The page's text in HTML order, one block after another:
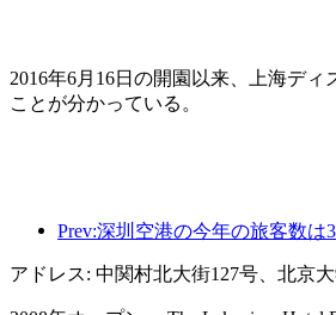
2016年6月16日の開園以来、上海デ
ことが分かっている。
アドレス: 中関村北大街127号、北京